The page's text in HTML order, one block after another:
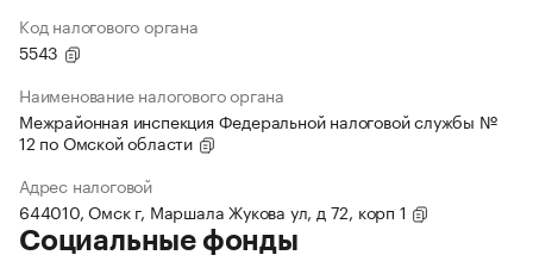
Код налогового органа
5543
Наименование налогового органа
Межрайонная инспекция Федеральной налоговой службы №
12 по Омской области
Адрес налоговой
644010, Омск г, Маршала Жукова ул, д 72, корп 1
Социальные фонды